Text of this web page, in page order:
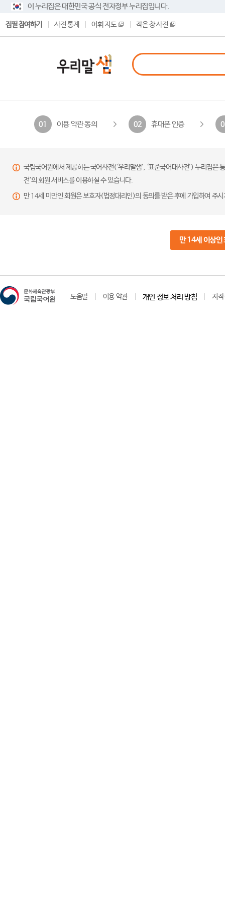
이 누리집은 대한민국 공식 전자정부 누리집입니다.
집필 참여하기 사전 통계 어휘 지도 작은 창 사전
01 이용 약관 동의 02 휴대폰 인증
국립국어원에서 제공하는 국어사전(‘우리말샘’, ‘표준국어대사전’) 누리집
전’의 회원 서비스를 이용하실 수 있습니다.
만 14세 미만인 회원은 보호자(법정대리인)의 동의를 받은 후에 가입하여 주
만 14세 이상인
도움말 이용 약관 개인 정보 처리 방침 저